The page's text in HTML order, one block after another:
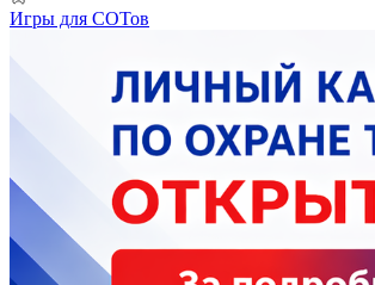
Игры для СОТов